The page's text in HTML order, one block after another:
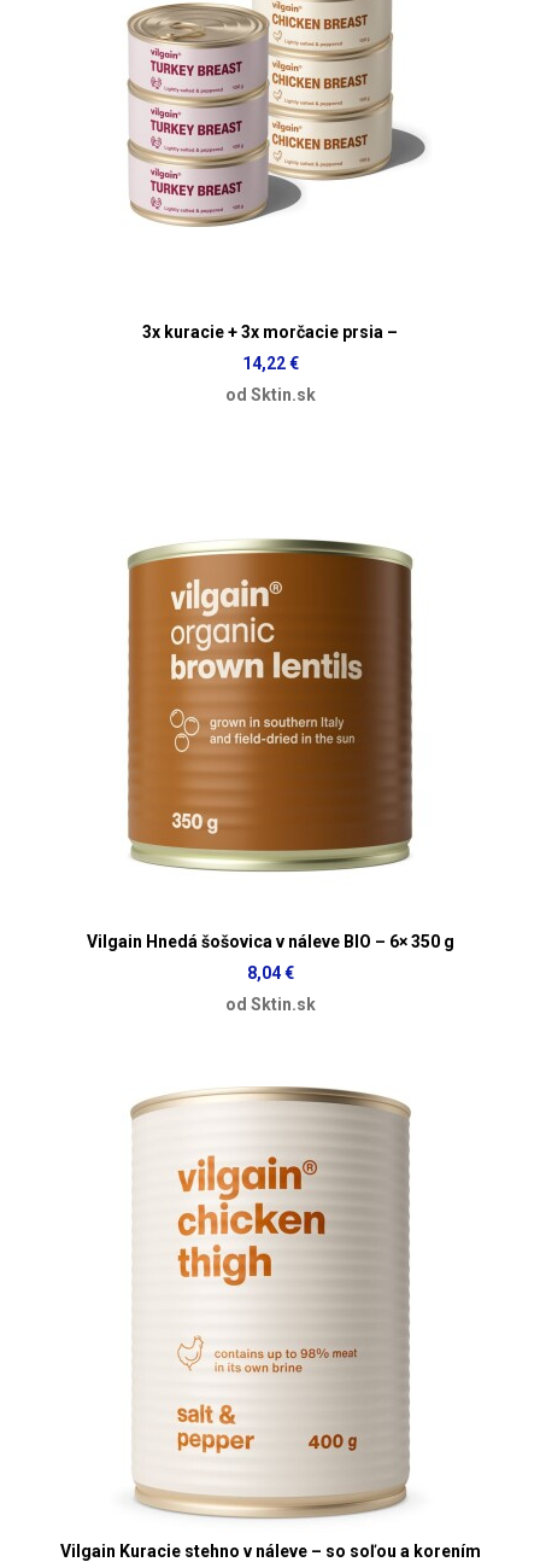
3x kuracie + 3x morčacie prsia –
14,22 €
od Sktin.sk
Vilgain Hnedá šošovica v náleve BIO – 6× 350 g
8,04 €
od Sktin.sk
Vilgain Kuracie stehno v náleve – so soľou a korením